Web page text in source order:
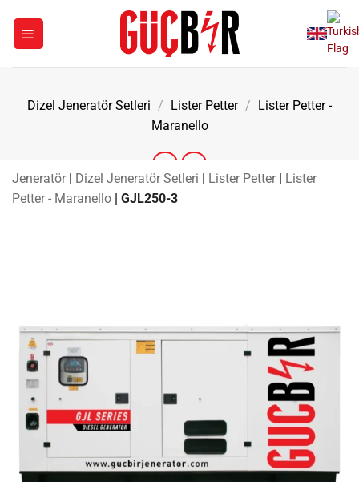
Dizel Jeneratör Setleri / Lister Petter / Lister Petter -
Maranello
Jeneratör | Dizel Jeneratör Setleri | Lister Petter | Lister
Petter - Maranello | GJL250-3